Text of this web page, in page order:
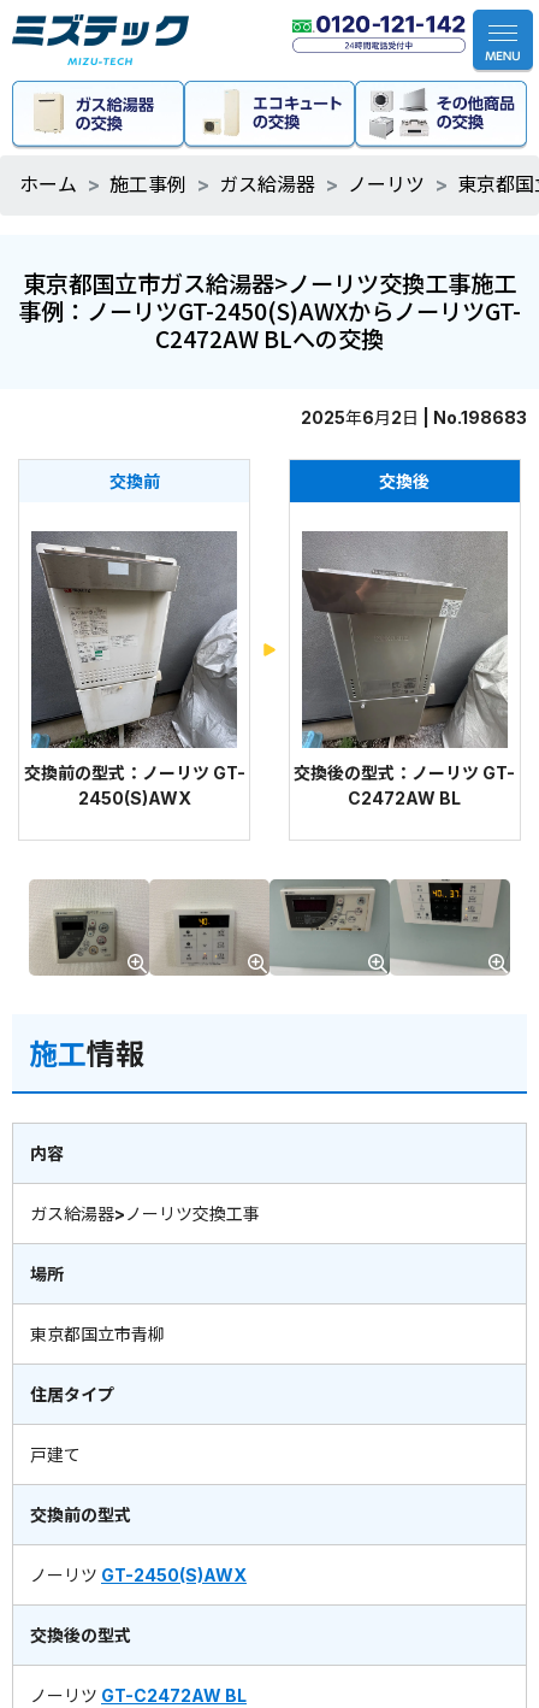
ホーム 施工事例 ガス給湯器 ノーリツ 東京都
東京都国立市ガス給湯器>ノーリツ交換工事施工
事例：ノーリツGT-2450(S)AWXからノーリツGT-
C2472AW BLへの交換
2025年6月2日 | No.198683
交換前
交換前の型式：ノーリツ GT-
2450(S)AWX
交換後
交換後の型式：ノーリツ GT-
C2472AW BL
施工情報
内容
ガス給湯器>ノーリツ交換工事
場所
東京都国立市青柳
住居タイプ
戸建て
交換前の型式
ノーリツ GT-2450(S)AWX
交換後の型式
ノーリツ GT-C2472AW BL